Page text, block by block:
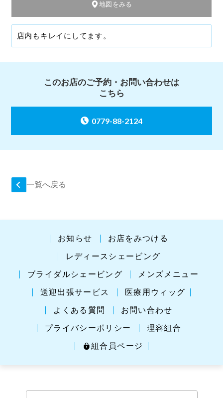
地図をみる
店内もキレイにしてます。
このお店のご予約・お問い合わせは
こちら
0779-88-2124
一覧へ戻る
お知らせ お店をみつける
レディースシェービング
ブライダルシェービング メンズメニュー
送迎出張サービス 医療用ウィッグ
よくある質問 お問い合わせ
プライバシーポリシー 理容組合
組合員ページ